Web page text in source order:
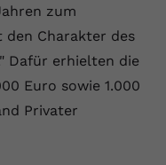
zum
Charakter des
Dafür erhielten die
Euro sowie 1.000
Privater